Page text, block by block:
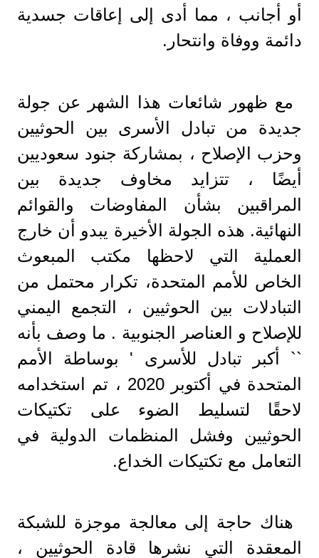
أو أجانب ، مما أدى إلى إعاقات جسدية
دائمة ووفاة وانتحار.
مع ظهور شائعات هذا الشهر عن جولة
جديدة من تبادل الأسرى بين الحوثيين
وحزب الإصلاح ، بمشاركة جنود سعوديين
أيضًا ، تتزايد مخاوف جديدة بين
المراقبين بشأن المفاوضات والقوائم
النهائية. هذه الجولة الأخيرة يبدو أن خارج
العملية التي لاحظها مكتب المبعوث
الخاص للأمم المتحدة، تكرار محتمل من
التبادلات بين الحوثيين ، التجمع اليمني
للإصلاح و العناصر الجنوبية . ما وصف بأنه
`` أكبر تبادل للأسرى ' بوساطة الأمم
المتحدة في أكتوبر 2020 ، تم استخدامه
لاحقًا لتسليط الضوء على تكتيكات
الحوثيين وفشل المنظمات الدولية في
التعامل مع تكتيكات الخداع.
هناك حاجة إلى معالجة موجزة للشبكة
المعقدة التي نشرها قادة الحوثيين ،